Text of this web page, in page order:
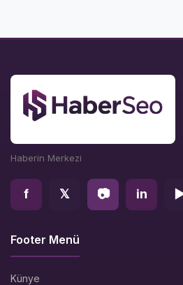
Haberin Merkezi
f 𝕏 📷 in
Footer Menü
Künye